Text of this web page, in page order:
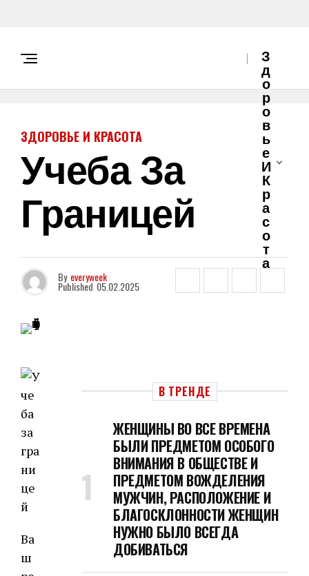
З
Д
О
Р
О
В
Ь
Е
И
К
Р
А
С
О
Т
А
ЗДОРОВЬЕ И КРАСОТА
Учеба За
Границей
By everyweek
Published 05.02.2025
Ва
ш
В ТРЕНДЕ
ЖЕНЩИНЫ ВО ВСЕ ВРЕМЕНА
БЫЛИ ПРЕДМЕТОМ ОСОБОГО
ВНИМАНИЯ В ОБЩЕСТВЕ И
ПРЕДМЕТОМ ВОЖДЕЛЕНИЯ
МУЖЧИН, РАСПОЛОЖЕНИЕ И
БЛАГОСКЛОННОСТИ ЖЕНЩИН
НУЖНО БЫЛО ВСЕГДА
ДОБИВАТЬСЯ